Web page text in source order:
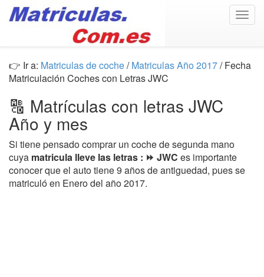
👉 Ir a: Matriculas de coche/Matriculas Año 2017/ Fecha
Matriculación Coches con Letras JWC
🔠 Matrículas con letras JWC
Año y mes
Si tiene pensado comprar un coche de segunda mano
cuya matricula lleve las letras : ⏩ JWC es importante
conocer que el auto tiene 9 años de antiguedad, pues se
matriculó en Enero del año 2017.